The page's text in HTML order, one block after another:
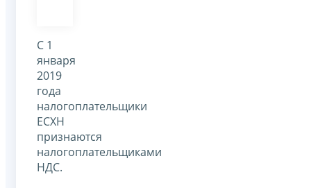
С 1
января
2019
года
налогоплательщики
ЕСХН
признаются
налогоплательщиками
НДС.